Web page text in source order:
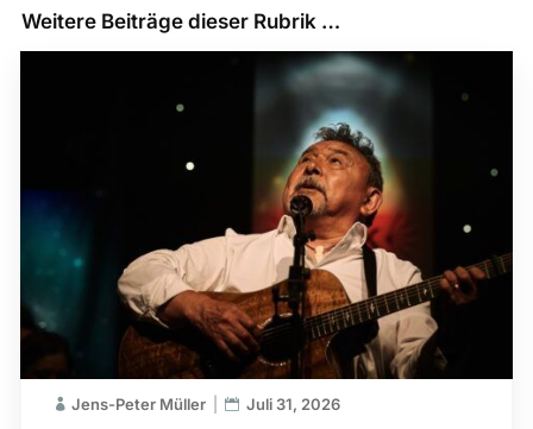
Weitere Beiträge dieser Rubrik …
Jens-Peter Müller Juli 31, 2026